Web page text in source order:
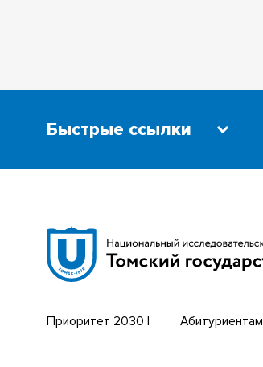
Быстрые ссылки
Научная библиотека
Эндаумент-фонд
Томский региональный центр
коллективного пользования
Приоритет 2030 | Абитуриентам